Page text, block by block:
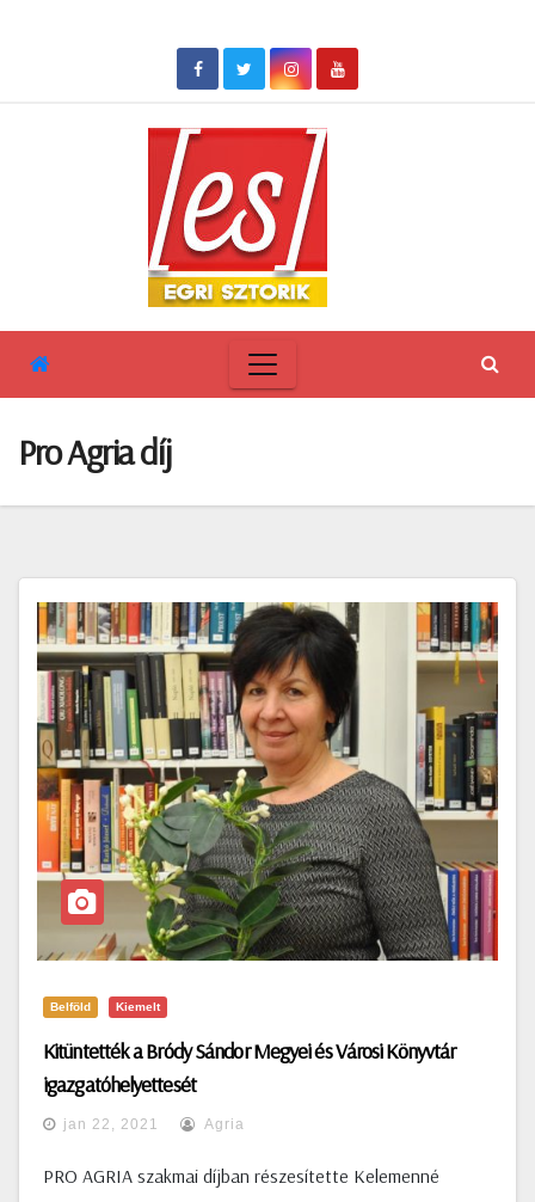
Pro Agria díj
Belföld Kiemelt
Kitüntették a Bródy Sándor Megyei és Városi Könyvtár
igazgatóhelyettesét
jan 22, 2021 Agria
PRO AGRIA szakmai díjban részesítette Kelemenné